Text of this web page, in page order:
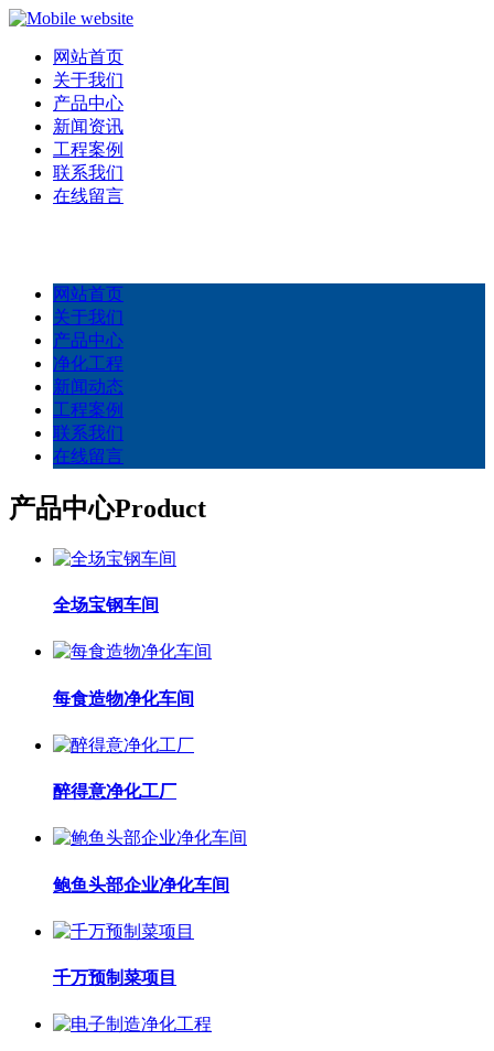
网站首页
关于我们
产品中心
新闻资讯
工程案例
联系我们
在线留言
网站首页
关于我们
产品中心
净化工程
新闻动态
工程案例
联系我们
在线留言
产品中心Product
全场宝钢车间
每食造物净化车间
醉得意净化工厂
鲍鱼头部企业净化车间
千万预制菜项目